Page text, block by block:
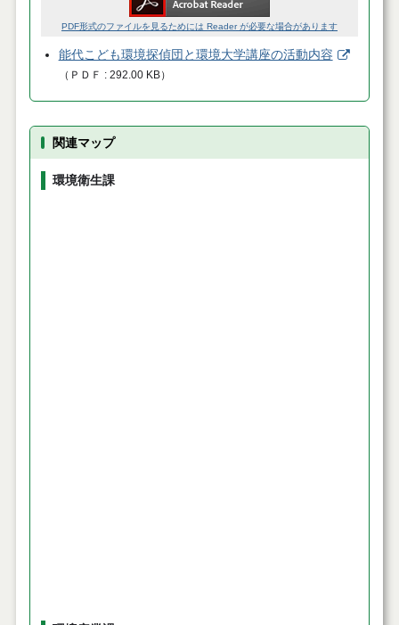
PDF形式のファイルを見るためには Reader が必要な場合があります
能代こども環境探偵団と環境大学講座の活動内容
（ ＰＤＦ 292.00 KB）
関連マップ
環境衛生課